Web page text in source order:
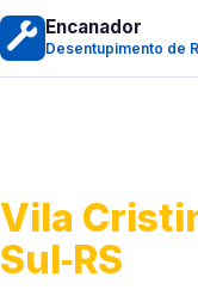
Encanador
Desentupimento de
Vila
Sul‑RS